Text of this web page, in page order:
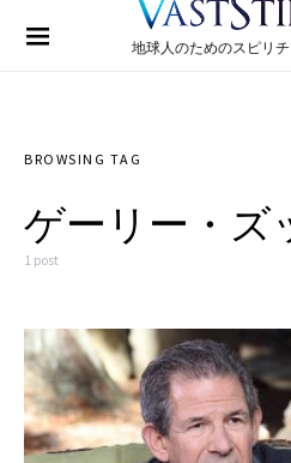
地球人のためのスピリ
Search for:
BROWSING TAG
ゲーリー・ズ
1 post